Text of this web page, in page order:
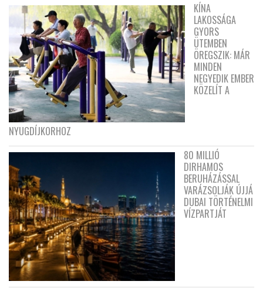
KÍNA
LAKOSSÁGA
GYORS
ÜTEMBEN
ÖREGSZIK: MÁR
MINDEN
NEGYEDIK EMBER
KÖZELÍT A
NYUGDÍJKORHOZ
80 MILLIÓ
DIRHAMOS
BERUHÁZÁSSAL
VARÁZSOLJÁK ÚJJÁ
DUBAI TÖRTÉNELMI
VÍZPARTJÁT